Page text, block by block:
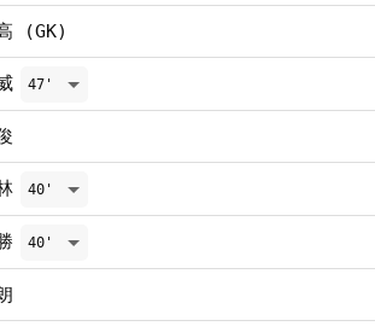
(GK)
47'
40'
40'